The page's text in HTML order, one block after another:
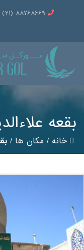
88768669 (21)
بقعه
خانه/ مکان ها/